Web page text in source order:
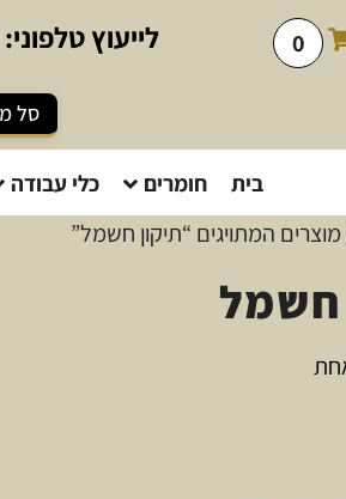
0 לייעוץטלפוני:
סל
בית חומרים כלי עבודה
המתויגים “תיקון חשמל”
חשמל